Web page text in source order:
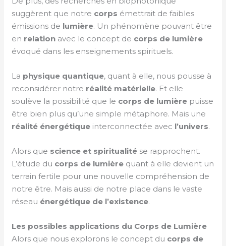
suggèrent que notre corps émettrait de faibles
émissions de lumière. Un phénomène pouvant être
en relation avec le concept de corps de lumière
évoqué dans les enseignements spirituels.
La physique quantique, quant à elle, nous pousse à
reconsidérer notre réalité matérielle. Et elle
soulève la possibilité que le corps de lumière puisse
être bien plus qu’une simple métaphore. Mais une
réalité énergétique interconnectée avec l’univers.
Alors que science et spiritualité se rapprochent.
L’étude du corps de lumière quant à elle devient un
terrain fertile pour une nouvelle compréhension de
notre être. Mais aussi de notre place dans le vaste
réseau énergétique de l’existence.
Les possibles applications du Corps de Lumière
Alors que nous explorons le concept du corps de